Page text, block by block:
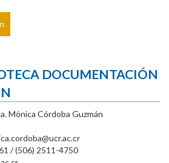
DOCUMENTACIÓN
Mónica Córdoba Guzmán
/ (506) 2511-4750